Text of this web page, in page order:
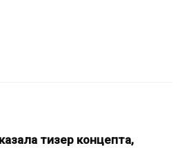
тизер концепта,